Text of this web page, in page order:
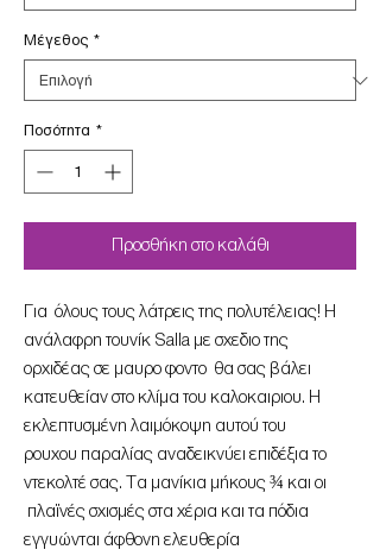
Μέγεθος *
Ποσότητα *
Προσθήκη στο καλάθι
Για όλους τους λάτρεις της πολυτέλειας! Η
ανάλαφρη τουνίκ Salla με σχεδιο της
ορχιδέας σε μαυρο φοντο θα σας βάλει
κατευθείαν στο κλίμα του καλοκαιριου. Η
εκλεπτυσμένη λαιμόκοψη αυτού του
ρουχου παραλίας αναδεικνύει επιδέξια το
ντεκολτέ σας. Τα μανίκια μήκους ¾ και οι
πλαϊνές σχισμές στα χέρια και τα πόδια
εγγυώνται άφθονη ελευθερία